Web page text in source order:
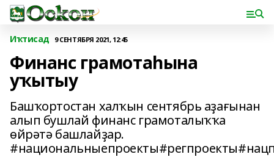
Иҡтисад 9 СЕНТЯБРЯ 2021, 12:45
Финанс грамотаһына
уҡытыу
Башҡортостан халҡын сентябрь аҙағынан
алып бушлай финанс грамоталыҡҡа
өйрәтә башлайҙар.